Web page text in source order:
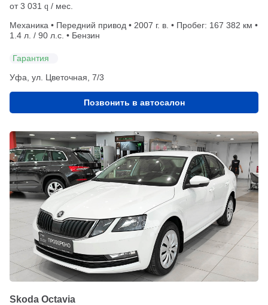
от3 031 q / мес.
Механика • Передний привод • 2007 г. в. • Пробег: 167 382 км •
1.4 л. / 90 л.с. • Бензин
Гарантия
Уфа, ул. Цветочная, 7/3
Позвонить в автосалон
Skoda Octavia